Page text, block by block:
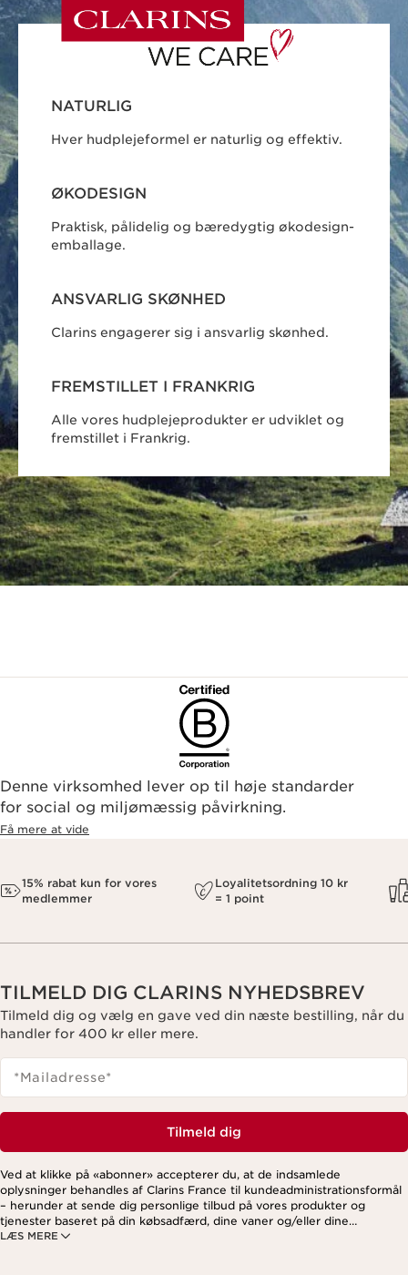
NATURLIG
Hver hudplejeformel er naturlig og effektiv.
ØKODESIGN
Praktisk, pålidelig og bæredygtig økodesign-
emballage.
ANSVARLIG SKØNHED
Clarins engagerer sig i ansvarlig skønhed.
FREMSTILLET I FRANKRIG
Alle vores hudplejeprodukter er udviklet og
fremstillet i Frankrig.
Denne virksomhed lever op til høje standarder
for social og miljømæssig påvirkning.
Få mere at vide
15% rabat kun for vores
medlemmer
Loyalitetsordning 10 kr
= 1 point
TILMELD DIG CLARINS NYHEDSBREV
Tilmeld dig og vælg en gave ved din næste bestilling, når du
handler for 400 kr eller mere.
*Mailadresse*
Tilmeld dig
LÆS MERE
Ved at klikke på «abonner» accepterer du, at de indsamlede
oplysninger behandles af Clarins France til kundeadministrationsformål
– herunder at sende dig personlige tilbud på vores produkter og
tjenester baseret på din købsadfærd, dine vaner og/eller dine
interesser. Dette kan også omfatte visning på sociale medier og